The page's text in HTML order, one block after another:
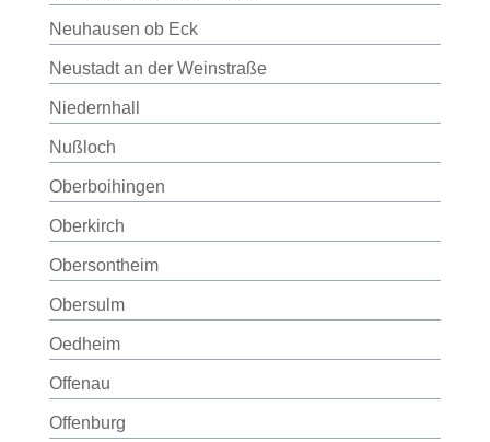
Neuhausen ob Eck
Neustadt an der Weinstraße
Niedernhall
Nußloch
Oberboihingen
Oberkirch
Obersontheim
Obersulm
Oedheim
Offenau
Offenburg